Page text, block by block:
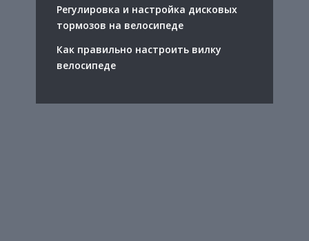
Регулировка и настройка дисковых
тормозов на велосипеде
Как правильно настроить вилку
велосипеде